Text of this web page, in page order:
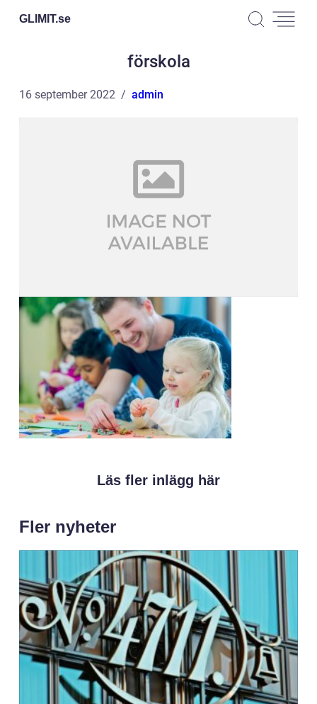
GLIMIT.se
förskola
16 september 2022 admin
Läs fler inlägg här
Fler nyheter